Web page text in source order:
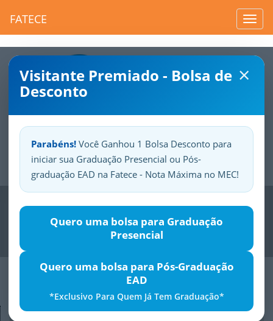
FATECE
×
Visitante Premiado - Bolsa de
Desconto
Parabéns! Você Ganhou 1 Bolsa Desconto para
iniciar sua Graduação Presencial ou Pós-
graduação EAD na Fatece - Nota Máxima no MEC!
Quero uma bolsa para Graduação
Presencial
Quero uma bolsa para Pós-Graduação
EAD
*Exclusivo Para Quem Já Tem Graduação*
SuaFatece.Seuorgulho.
Previous